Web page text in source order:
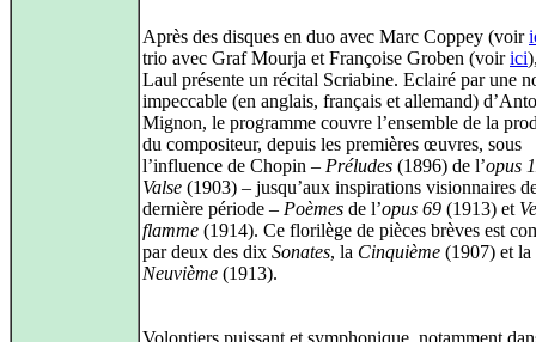
Après des disques en duo avec Marc Coppey (voir
trio avec Graf Mourja et Françoise Groben (voirici
Laul présente un récital Scriabine. Eclairé par une
impeccable (en anglais, français et allemand)
Mignon, le programme couvre l’ensemble de la
du compositeur, depuis les premières œuvres, sous
l’influence de Chopin – Préludes (1896) de l’opus
Valse (1903) – jusqu’aux inspirations visionnaires
dernière période – Poèmes de l’opus 69 (1913) et
flamme (1914). Ce florilège de pièces brèves est
par deux des dix Sonates, la Cinquième (1907) et la
Neuvième (1913).
Volontiers puissant et symphonique, notamment